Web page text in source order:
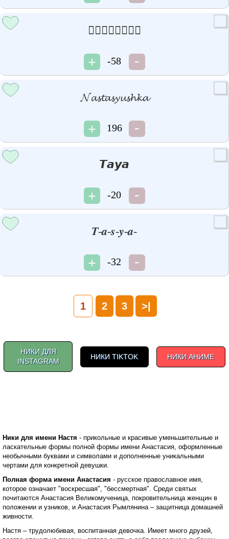
𝒩𝒶𝓈𝓉𝒺𝓃𝓀𝒶
-58
𝓝𝓪𝓼𝓽𝓪𝓼𝔂𝓾𝓼𝓱𝓴𝓪
196
𝙏𝙖𝙮𝙖
-20
𝑻-𝒂-𝒔-𝒚-𝒂-
-32
1 2 3 >|
НИКИ ДЛЯ
INSTAGRAM
НИКИ TIKTOK НИКИ АНИМЕ
Ники для имени Настя - прикольные и красивые уменьшительные и
ласкательные формы полной формы имени Анастасия, оформленные
необычными буквами и символами и дополненные уникальными
чертами для конкретной девушки.
Полная форма имени Анастасия - русское православное имя,
которое означает "воскресшая", "бессмертная". Среди святых
почитаются Анастасия Великомученица, покровительница женщин в
положении и узников, и Анастасия Рымлянина – защитница домашней
живности.
Настя – трудолюбивая, воспитанная девочка. Имеет много друзей,